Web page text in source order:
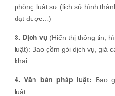
phòng luật sư (lịch sử hình
đạt được…)
3. Dịch vụ (Hiển thị thông tin,
luật): Bao gồm gói dịch vụ, giá
khai…
4. Văn bản pháp luật: Bao
luật…